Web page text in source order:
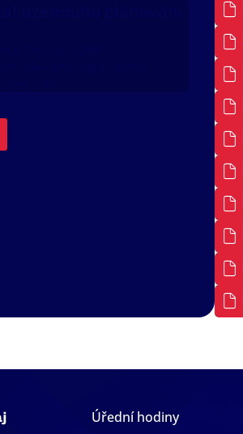
územního plánování
plány obcí
kraje - portál
část ÚAP
Úřední hodiny